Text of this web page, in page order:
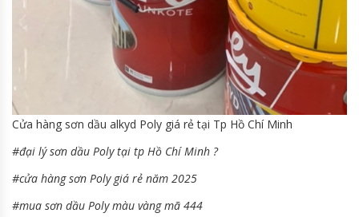
Cửa hàng sơn dầu alkyd Poly giá rẻ tại Tp Hồ Chí Minh
#đại lý sơn dầu Poly tại tp Hồ Chí Minh ?
#cửa hàng sơn Poly giá rẻ năm 2025
#mua sơn dầu Poly màu vàng mã 444